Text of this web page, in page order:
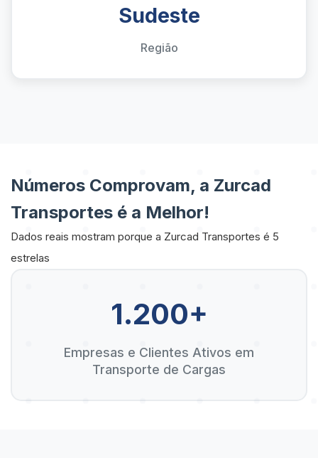
Sudeste
Região
Números Comprovam, a Zurcad
Transportes é a Melhor!
Dados reais mostram porque a Zurcad Transportes é 5
estrelas
1.200+
Empresas e Clientes Ativos em
Transporte de Cargas